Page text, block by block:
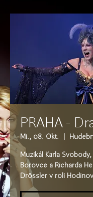
PRAHA -
Mi., 08. Okt.
Muzikál Karla
Borovce a Richarda
Drössler v roli